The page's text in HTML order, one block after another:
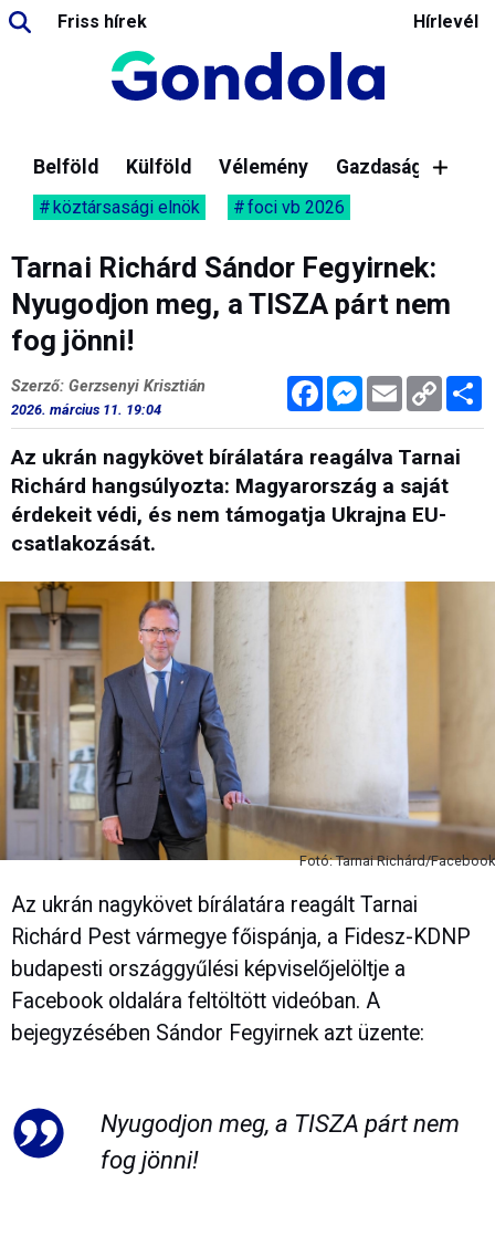
Friss hírek Hírlevél
Belföld Külföld Vélemény Gazdaság
köztársasági elnök foci vb 2026
Tarnai Richárd Sándor Fegyirnek:
Nyugodjon meg, a TISZA párt nem
fog jönni!
FacebookMessenger
Email Copy
Link
Szerző: Gerzsenyi Krisztián
2026. március 11. 19:04
Az ukrán nagykövet bírálatára reagálva Tarnai
Richárd hangsúlyozta: Magyarország a saját
érdekeit védi, és nem támogatja Ukrajna EU-
csatlakozását.
Fotó: Tarnai Richárd/Facebook
Az ukrán nagykövet bírálatára reagált Tarnai
Richárd Pest vármegye főispánja, a Fidesz-KDNP
budapesti országgyűlési képviselőjelöltje a
Facebook oldalára feltöltött videóban. A
bejegyzésében Sándor Fegyirnek azt üzente:
Nyugodjon meg, a TISZA párt nem
fog jönni!